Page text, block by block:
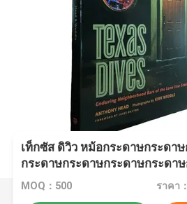
เท็กซัส ดิวิว หม้อกระดาษกระดา
กระดาษกระดาษกระดาษกระดา
กระดาษกระดาษกระดาษกระดาษ
MOQ：500 ราคา